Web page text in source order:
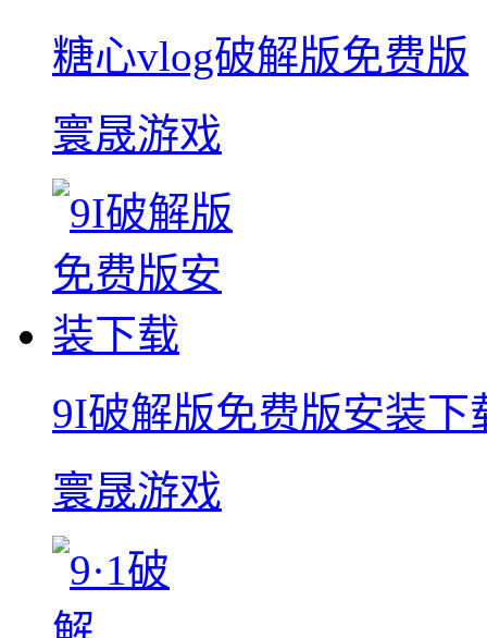
糖心vlog破解版免费版
寰晟游戏
9I破解版免费版安装下
寰晟游戏